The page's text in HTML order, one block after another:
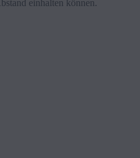
einhalten können.